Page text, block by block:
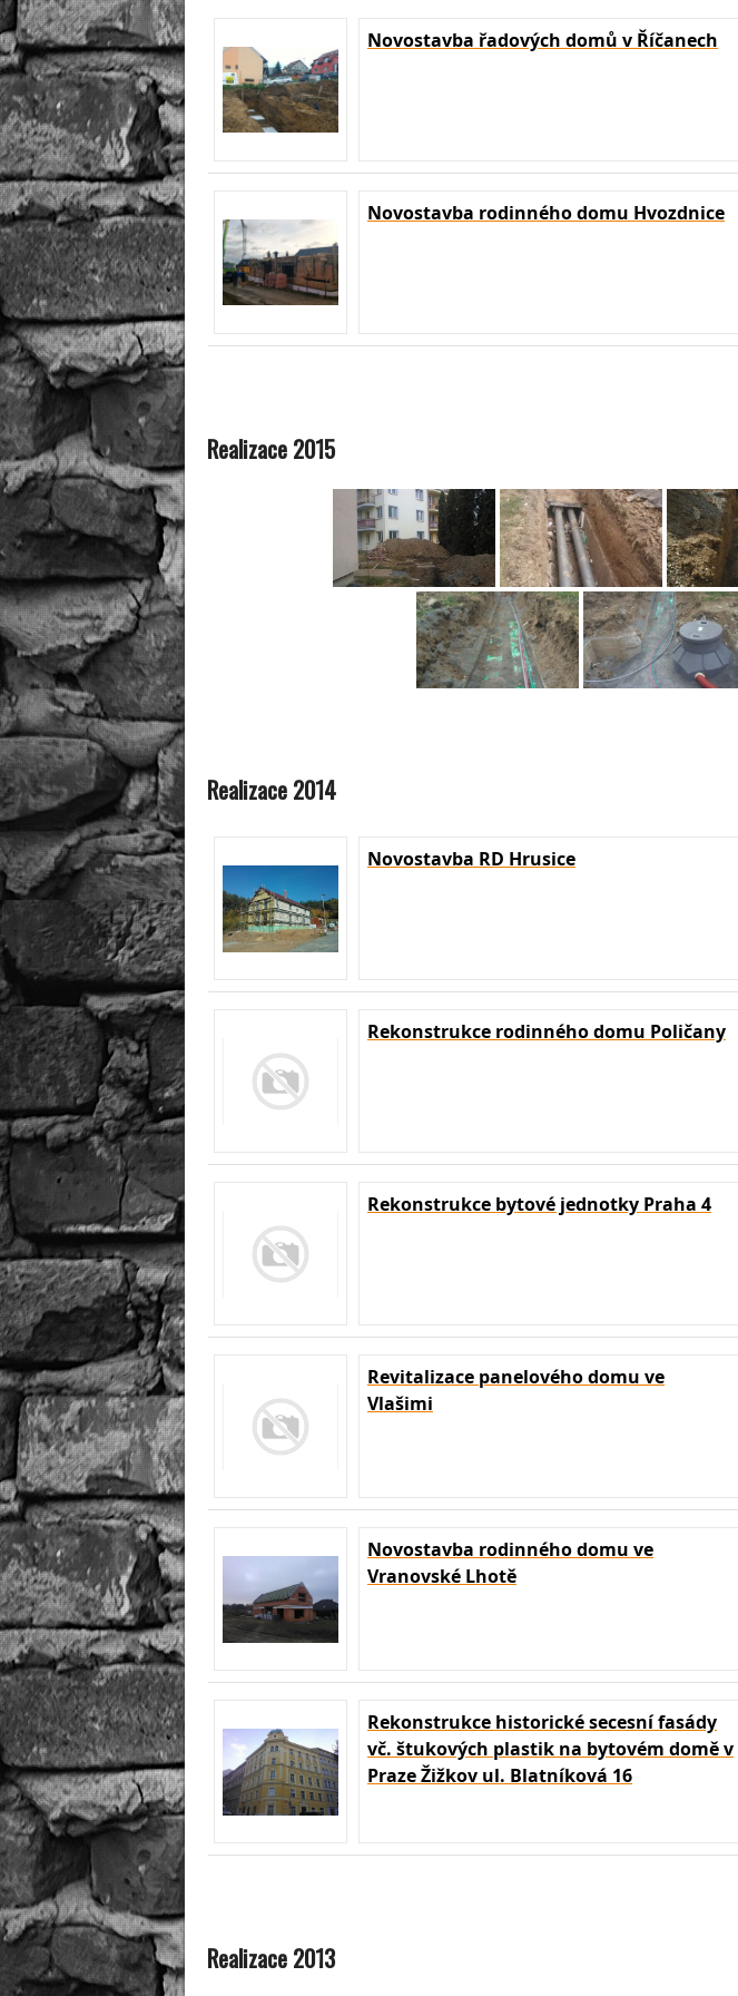
Novostavba řadových domů v Říčanech
Novostavba rodinného domu Hvozdnice
Realizace 2015
Realizace 2014
Novostavba RD Hrusice
Rekonstrukce rodinného domu Poličany
Rekonstrukce bytové jednotky Praha 4
Revitalizace panelového domu ve
Vlašimi
Novostavba rodinného domu ve
Vranovské Lhotě
Rekonstrukce historické secesní fasády
vč. štukových plastik na bytovém domě v
Praze Žižkov ul. Blatníková 16
Realizace 2013